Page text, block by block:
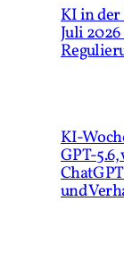
KI in der
Juli
und